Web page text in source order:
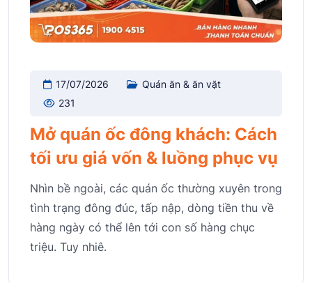
17/07/2026
Quán ăn & ăn vặt
231
Mở quán ốc đông khách: Cách
tối ưu giá vốn & luồng phục vụ
Nhìn bề ngoài, các quán ốc thường xuyên trong
tình trạng đông đúc, tấp nập, dòng tiền thu về
hàng ngày có thể lên tới con số hàng chục
triệu. Tuy nhiê.